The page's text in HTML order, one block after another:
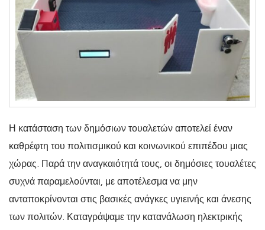
Η κατάσταση των δημόσιων τουαλετών αποτελεί έναν
καθρέφτη του πολιτισμικού και κοινωνικού επιπέδου μιας
χώρας. Παρά την αναγκαιότητά τους, οι δημόσιες τουαλέτες
συχνά παραμελούνται, με αποτέλεσμα να μην
ανταποκρίνονται στις βασικές ανάγκες υγιεινής και άνεσης
των πολιτών. Καταγράψαμε την κατανάλωση ηλεκτρικής